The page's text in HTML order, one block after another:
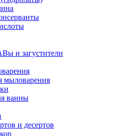
и загустители
мыловарения
ванны
и десертов